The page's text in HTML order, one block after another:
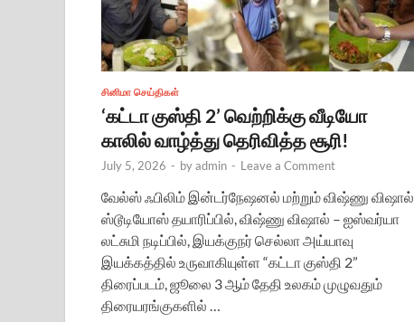
சினிமா செய்திகள்
‘கட்டா குஸ்தி 2’ வெற்றிக்கு வீடியோ
காலில் வாழ்த்து தெரிவித்த சூரி!
July 5, 2026 - byadmin - Leave a Comment
வேல்ஸ் ஃபிலிம் இன்டர்நேஷனல் மற்றும் விஷ்ணு விஷால்
ஸ்டூடியோஸ் தயாரிப்பில், விஷ்ணு விஷால் – ஐஸ்வர்யா
லட்சுமி நடிப்பில், இயக்குநர் செல்லா அய்யாவு
இயக்கத்தில் உருவாகியுள்ள “கட்டா குஸ்தி 2”
திரைப்படம், ஜூலை 3 ஆம் தேதி உலகம் முழுவதும்
திரையரங்குகளில் …